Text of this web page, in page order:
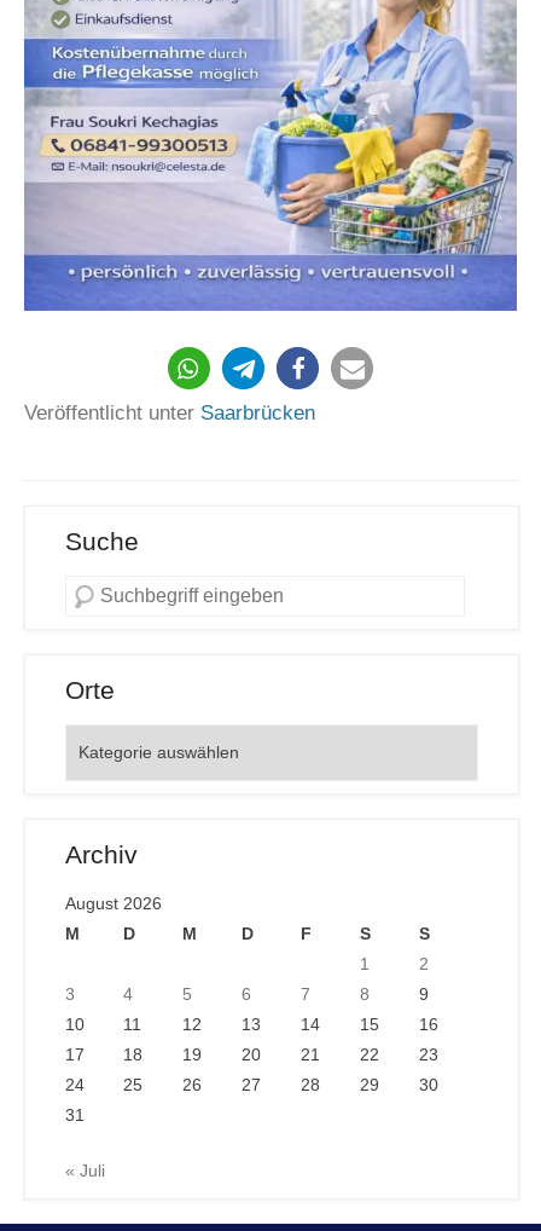
Veröffentlicht unter Saarbrücken
Suche
Orte
Archiv
August 2026
M
D M D F S
S
1
2
3
4 5 6 7 8
9
10
11 12 13 14 15
16
17
18 19 20 21 22
23
24
25 26 27 28 29
30
31
« Juli